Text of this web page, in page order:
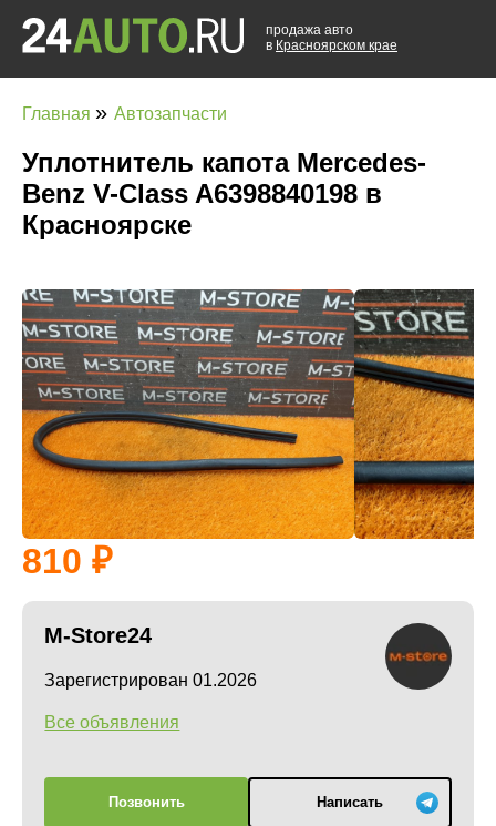
продажа авто
в Красноярском крае
Главная » Автозапчасти
Уплотнитель капота Mercedes-
Benz V-Class A6398840198 в
Красноярске
810
M-Store24
Зарегистрирован 01.2026
Все объявления
Позвонить Написать